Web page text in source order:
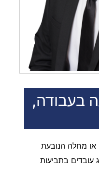
בעבודה,
מחלה הנובעת
עובדים בתביעות